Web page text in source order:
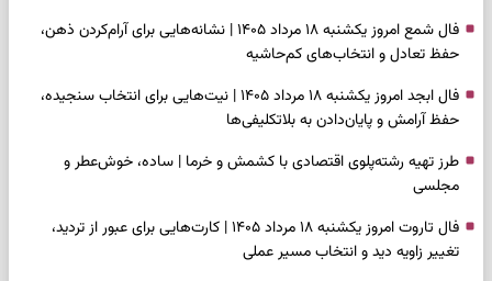
فال شمع امروز یکشنبه ۱۸ مرداد ۱۴۰۵ | نشانه‌هایی برای آرام‌کردن ذهن،
حفظ تعادل و انتخاب‌های کم‌حاشیه
فال ابجد امروز یکشنبه ۱۸ مرداد ۱۴۰۵ | نیت‌هایی برای انتخاب سنجیده،
حفظ آرامش و پایان‌دادن به بلاتکلیفی‌ها
طرز تهیه رشته‌پلوی اقتصادی با کشمش و خرما | ساده، خوش‌عطر و
مجلسی
فال تاروت امروز یکشنبه ۱۸ مرداد ۱۴۰۵ | کارت‌هایی برای عبور از تردید،
تغییر زاویه دید و انتخاب مسیر عملی